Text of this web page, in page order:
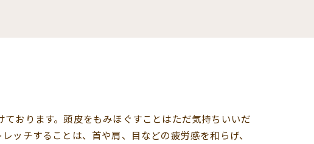
おります。頭皮をもみほぐすことはただ気持ちいいだ
ッチすることは、首や肩、目などの疲労感を和らげ、